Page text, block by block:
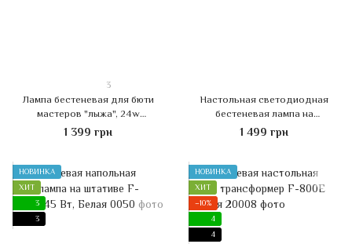
3
Лампа бестеневая для бюти
мастеров "лыжа", 24w
Shadowless Lamp
1 399 грн
Настольная светодиодная
бестеневая лампа на
струбцине, 24 Вт, ЧЕРНАЯ
1 499 грн
НОВИНКА
ХИТ
3
3
НОВИНКА
ХИТ
−10%
4
4